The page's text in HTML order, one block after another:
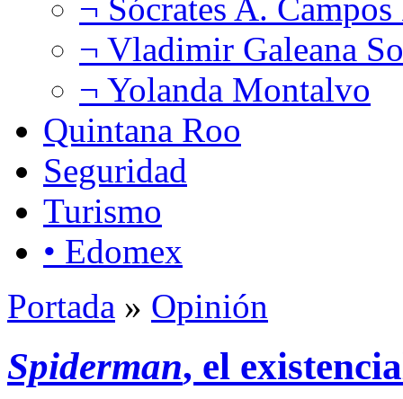
¬ Sócrates A.
¬ Vladimir Galeana
¬ Yolanda Montalvo
Quintana Roo
Seguridad
Turismo
• Edomex
Portada » Opinión
Spiderman, el